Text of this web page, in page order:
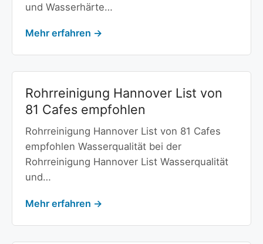
und Wasserhärte…
Mehr erfahren →
Rohrreinigung Hannover List von
81 Cafes empfohlen
Rohrreinigung Hannover List von 81 Cafes
empfohlen Wasserqualität bei der
Rohrreinigung Hannover List Wasserqualität
und…
Mehr erfahren →